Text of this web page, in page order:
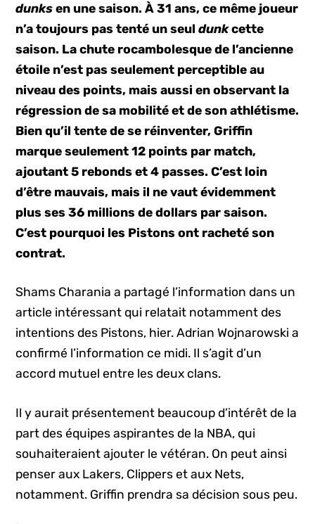
dunks en une saison. À 31 ans, ce même joueur
n’a toujours pas tenté un seuldunkcette
saison. La chute rocambolesque de l’ancienne
étoile n’est pas seulement perceptible au
niveau des points, mais aussi en observant la
régression de sa mobilité et de son athlétisme.
Bien qu’il tente de se réinventer, Griffin
marque seulement 12 points par match,
ajoutant 5 rebonds et 4 passes. C’est loin
d’être mauvais, mais il ne vaut évidemment
plus ses 36 millions de dollars par saison.
C’est pourquoi les Pistons ont racheté son
contrat.
Shams Charania a partagé l’information dans un
article intéressant qui relatait notamment des
intentions des Pistons, hier. Adrian Wojnarowski a
confirmé l’information ce midi. Il s’agit d’un
accord mutuel entre les deux clans.
Il y aurait présentement beaucoup d’intérêt de la
part des équipes aspirantes de la NBA, qui
souhaiteraient ajouter le vétéran. On peut ainsi
penser aux Lakers, Clippers et aux Nets,
notamment. Griffin prendra sa décision sous peu.